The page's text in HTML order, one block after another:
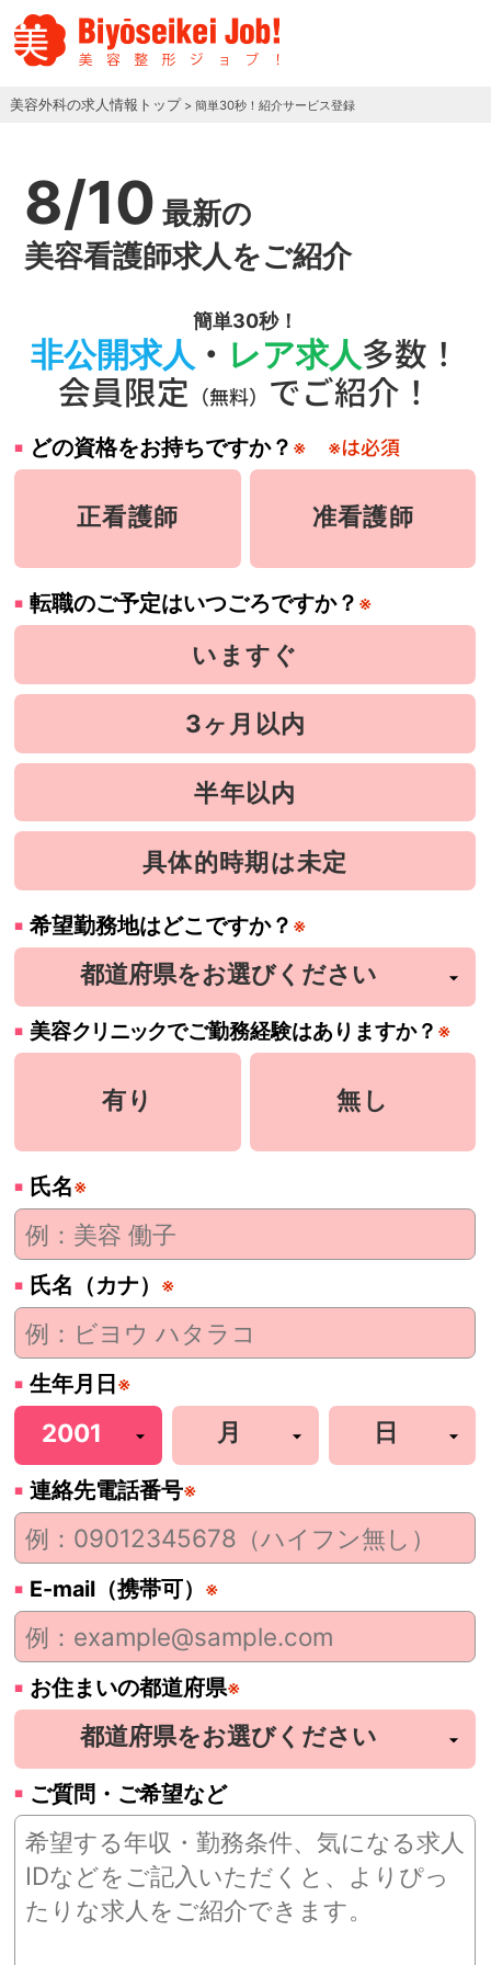
美容外科の求人情報トップ > 簡単30秒！紹介サービス登録
8/10 最新の
美容看護師求人をご紹介
簡単30秒！
非公開求人 ・ レア求人多数！
会員限定 （無料） でご紹介！
どの資格をお持ちですか？ ※ ※は必須
正看護師 准看護師
転職のご予定はいつごろですか？ ※
いますぐ
3ヶ月以内
半年以内
具体的時期は未定
希望勤務地はどこですか？ ※
美容クリニックでご勤務経験はありますか？ ※
有り 無し
氏名※
氏名（カナ） ※
生年月日 ※
連絡先電話番号※
E-mail（携帯可） ※
お住まいの都道府県※
ご質問・ご希望など